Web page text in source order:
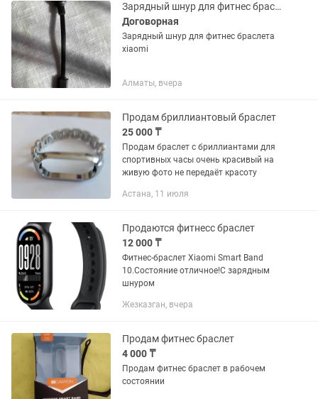
Зарядный шнур для фитнес браслета xiaomi
Договорная
Зарядный шнур для фитнес браслета
xiaomi
Алматы, вчера
Продам бриллиантовый браслет
25 000 ₸
Продам браслет с бриллиантами для
спортивных часы очень красивый на
живую фото не передаёт красоту
Астана, 11 июля
Продаются фитнесс браслет
12 000 ₸
Фитнес-браслет Xiaomi Smart Band
10.Состояние отличное!С зарядным
шнуром
Жезказган, вчера
Продам фитнес браслет
4 000 ₸
Продам фитнес браслет в рабочем
состоянии